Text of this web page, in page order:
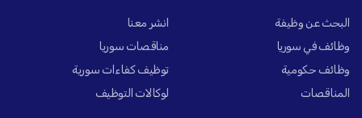
البحث عن وظيفة
وظائف في سوريا
وظائف حكومية
المناقصات
انشر معنا
مناقصات سوريا
توظيف كفاءات سورية
لوكالات التوظيف